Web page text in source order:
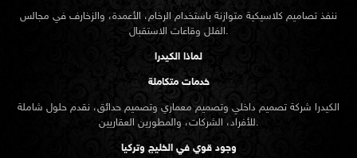
ننفذ تصاميم كلاسيكية متوازنة باستخدام الرخام، الأعمدة، والزخارف في مجالس
الفلل وقاعات الاستقبال.
لماذا الكيدرا
خدمات متكاملة
الكيدرا شركة تصميم داخلي وتصميم معماري وتصميم حدائق، نقدم حلول شاملة
للأفراد، الشركات، والمطورين العقاريين.
وجود قوي في الخليج وتركيا